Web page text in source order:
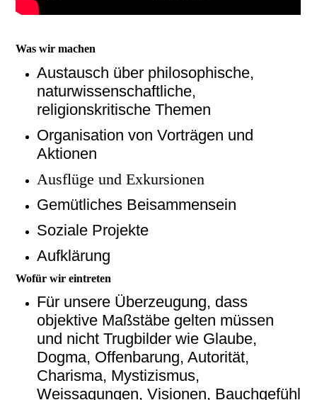
Was wir machen
Austausch über philosophische,
naturwissenschaftliche,
religionskritische Themen
Organisation von Vorträgen und
Aktionen
Ausflüge und Exkursionen
Gemütliches Beisammensein
Soziale Projekte
Aufklärung
Wofür wir eintreten
Für unsere Überzeugung, dass
objektive Maßstäbe gelten müssen
und nicht Trugbilder wie Glaube,
Dogma, Offenbarung, Autorität,
Charisma, Mystizismus,
Weissagungen, Visionen, Bauchgefühl